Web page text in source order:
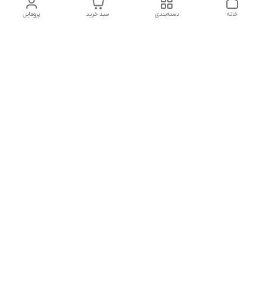
پروفایل سبد خرید دسته‌بندی خانه